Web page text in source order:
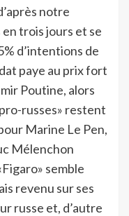
notre
trois jours et se
d’intentions de
paye au prix fort
Poutine, alors
russes» restent
Marine Le Pen,
Mélenchon
semble
revenu sur ses
russe et, d’autre